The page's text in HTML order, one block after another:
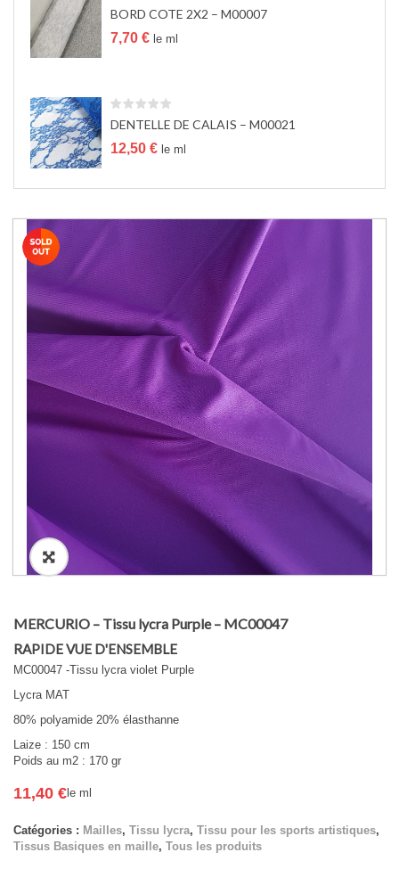
BORD COTE 2X2 – M00007
7,70 € le ml
DENTELLE DE CALAIS – M00021
12,50 € le ml
MERCURIO – Tissu lycra Purple – MC00047
RAPIDE VUE D'ENSEMBLE
MC00047 -Tissu lycra violet Purple
Lycra MAT
80% polyamide 20% élasthanne
Laize : 150 cm
Poids au m2 : 170 gr
11,40 € le ml
Catégories : Mailles, Tissu lycra, Tissu pour les sports artistiques,
Tissus Basiques en maille, Tous les produits